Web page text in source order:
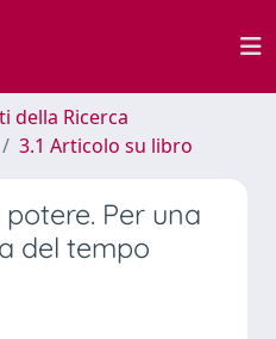
della Ricerca
3.1 Articolo su libro
Per una
del tempo